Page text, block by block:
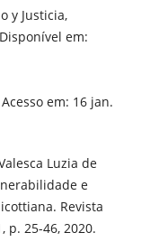
y Justicia,
em:
em: 16 jan.
Luzia de
e
Revista
p. 25-46, 2020.